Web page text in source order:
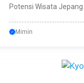
Potensi Wisata
Mimin